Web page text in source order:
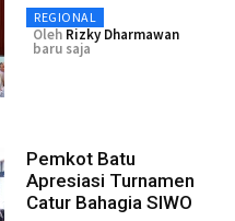
REGIONAL
Oleh Rizky Dharmawan
baru saja
Pemkot Batu
Apresiasi Turnamen
Catur Bahagia SIWO